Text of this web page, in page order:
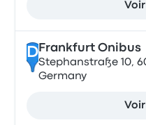
DFrankfurt Onibus
Stephanstraße 10,
Germany